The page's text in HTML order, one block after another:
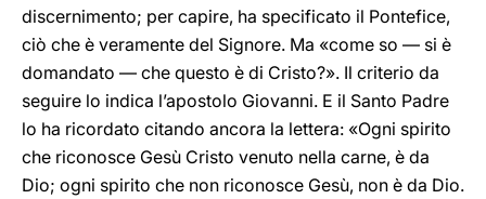
discernimento; per capire, ha specificato il Pontefice,
ciò che è veramente del Signore. Ma «come so — si è
domandato — che questo è di Cristo?». Il criterio da
seguire lo indica l’apostolo Giovanni. E il Santo Padre
lo ha ricordato citando ancora la lettera: «Ogni spirito
che riconosce Gesù Cristo venuto nella carne, è da
Dio; ogni spirito che non riconosce Gesù, non è da Dio.